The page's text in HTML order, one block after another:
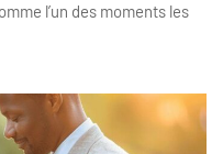
l’un des moments les